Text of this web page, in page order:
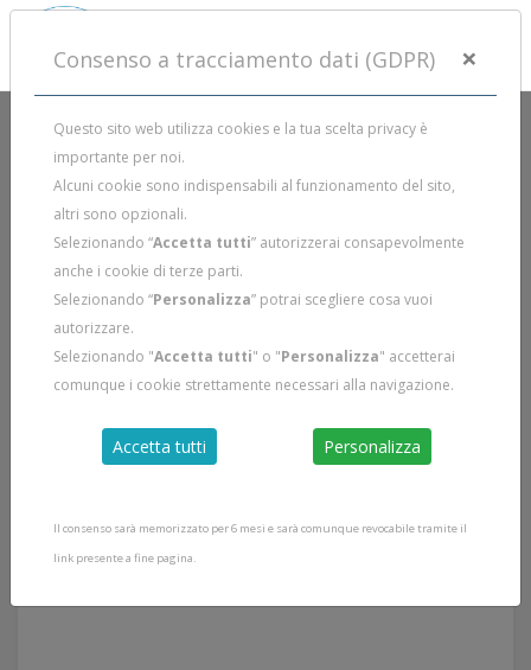
CALENDARIO CORSI
CORSO SUB NOTTURNA
Maggio 2024
CORSO SUB NOTTURNA
entusiasmante e divertente progettato per fornirti le
abilità e le conoscenze per sperimentare un lato
Consenso a tracciamento dati (GDPR) ×
Questo sito web utilizza cookies e la tua scelta privacy è
importante per noi.
Alcuni cookie sono indispensabili al funzionamento del sito,
altri sono opzionali.
Selezionando “Accetta tutti” autorizzerai consapevolmente
anche i cookie di terze parti.
Selezionando “Personalizza” potrai scegliere cosa vuoi
autorizzare.
Selezionando "Accetta tutti" o "Personalizza" accetterai
comunque i cookie strettamente necessari alla navigazione.
Accetta tutti Personalizza
Il consenso sarà memorizzato per 6 mesi e sarà comunque revocabile tramite il
link presente a fine pagina.